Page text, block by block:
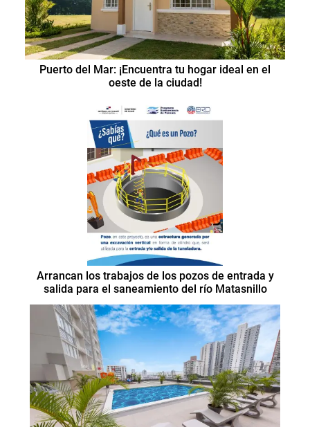
Puerto del Mar: ¡Encuentra tu hogar ideal en el
oeste de la ciudad!
Arrancan los trabajos de los pozos de entrada y
salida para el saneamiento del río Matasnillo